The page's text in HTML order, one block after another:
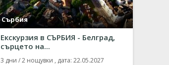
Сърбия
Екскурзия в СЪРБИЯ - Белград,
сърцето на...
3 дни / 2 нощувки , дата: 22.05.2027